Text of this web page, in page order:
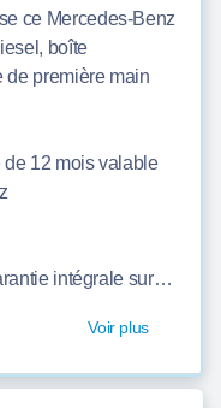
ce Mercedes-Benz
boîte
de première main
12 mois valable
intégrale sur
exclusifs Mercedes-
Voir plus